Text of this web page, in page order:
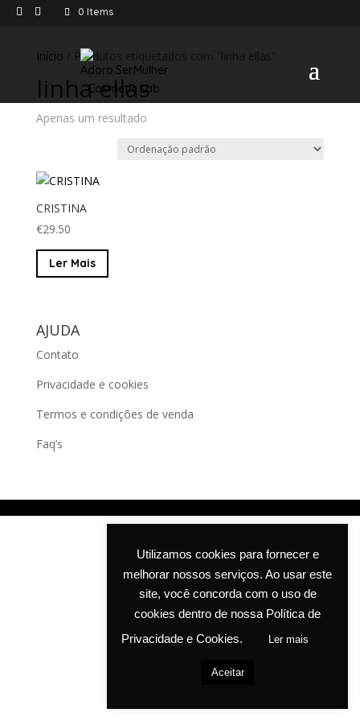
0 Items
Início / Produtos etiquetados com “linha ellas”
linha ellas
Apenas um resultado
CRISTINA
€29.50
Ler Mais
AJUDA
Contato
Privacidade e cookies
Termos e condições de venda
Faq’s
Utilizamos cookies para fornecer e
melhorar nossos serviços. Ao usar este
site, você concorda com o uso de
cookies dentro de nossa Política de
Privacidade e Cookies.
Ler mais
Aceitar